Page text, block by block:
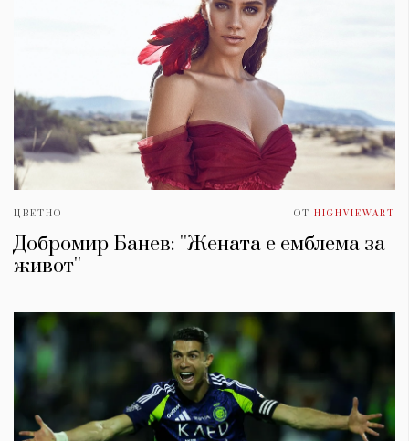
ЦВЕТНО ОТ HIGHVIEWART
Добромир Банев: ''Жената е емблема за
живот''